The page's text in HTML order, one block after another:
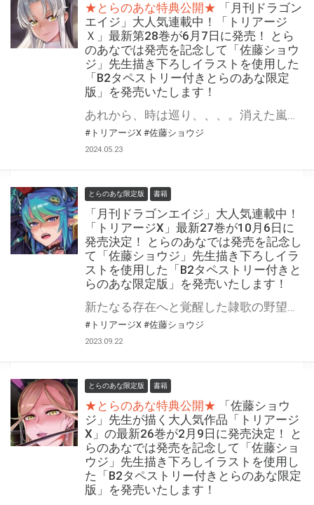
★とらのあな特典公開★
「月刊ドラゴン
エイジ」大人気連載中！「トリアージ
Ｘ」最新第28巻が6月7日に発売！ とら
のあなでは発売を記念して「佐藤ショウ
ジ」先生描き下ろしイラストを使用した
「B2タペストリー付きとらのあな限定
版」を発売いたします！
あれから、時は巡り、、、。消えた嵐と残された者たち、それぞれの選択。 「月刊ドラゴンエイジ」大人気作『トリアージＸ』最新第28巻が6月7日(金)に発売！ とらのあなでは発売を記念して 「B2タペストリー付き」とらのあな限定版を発売いたします。 イラストは「佐藤ショウジ」先生の描き下ろしイラストです！ とらのあな限定版の数は限られていますので是非お早めにお求めください！
#トリアージX #佐藤ショウジ
2024.05.23
とらのあな限定版 書籍
「月刊ドラゴンエイジ」大人気連載中！
「トリアージX」最新27巻が10月6日に
発売決定！ とらのあなでは発売を記念し
て「佐藤ショウジ」先生描き下ろしイラ
ストを使用した「B2タペストリー付きと
らのあな限定版」を発売いたします！
新たなる存在へと覚醒した隷歌の野望は、未知の領域へ。 「月刊ドラゴンエイジ」大人気作「トリアージX」最新27巻が10月6日(金)に発売決定！ とらのあなでは発売を記念して毎巻大好評をいただいている 「B2タペストリー付きとらのあな限定版」を今回も発売いたします。 イラストは「佐藤ショウジ」先生の描き下ろしです！ 是非この機会にお買い求めください！
#トリアージX #佐藤ショウジ
2023.09.22
とらのあな限定版 書籍
★とらのあな特典公開★
「佐藤ショウ
ジ」先生が描く大人気作品「トリアージ
X」の最新26巻が2月9日に発売決定！ と
らのあなでは発売を記念して「佐藤ショ
ウジ」先生描き下ろしイラストを使用し
た「B2タペストリー付きとらのあな限定
版」を発売いたします！